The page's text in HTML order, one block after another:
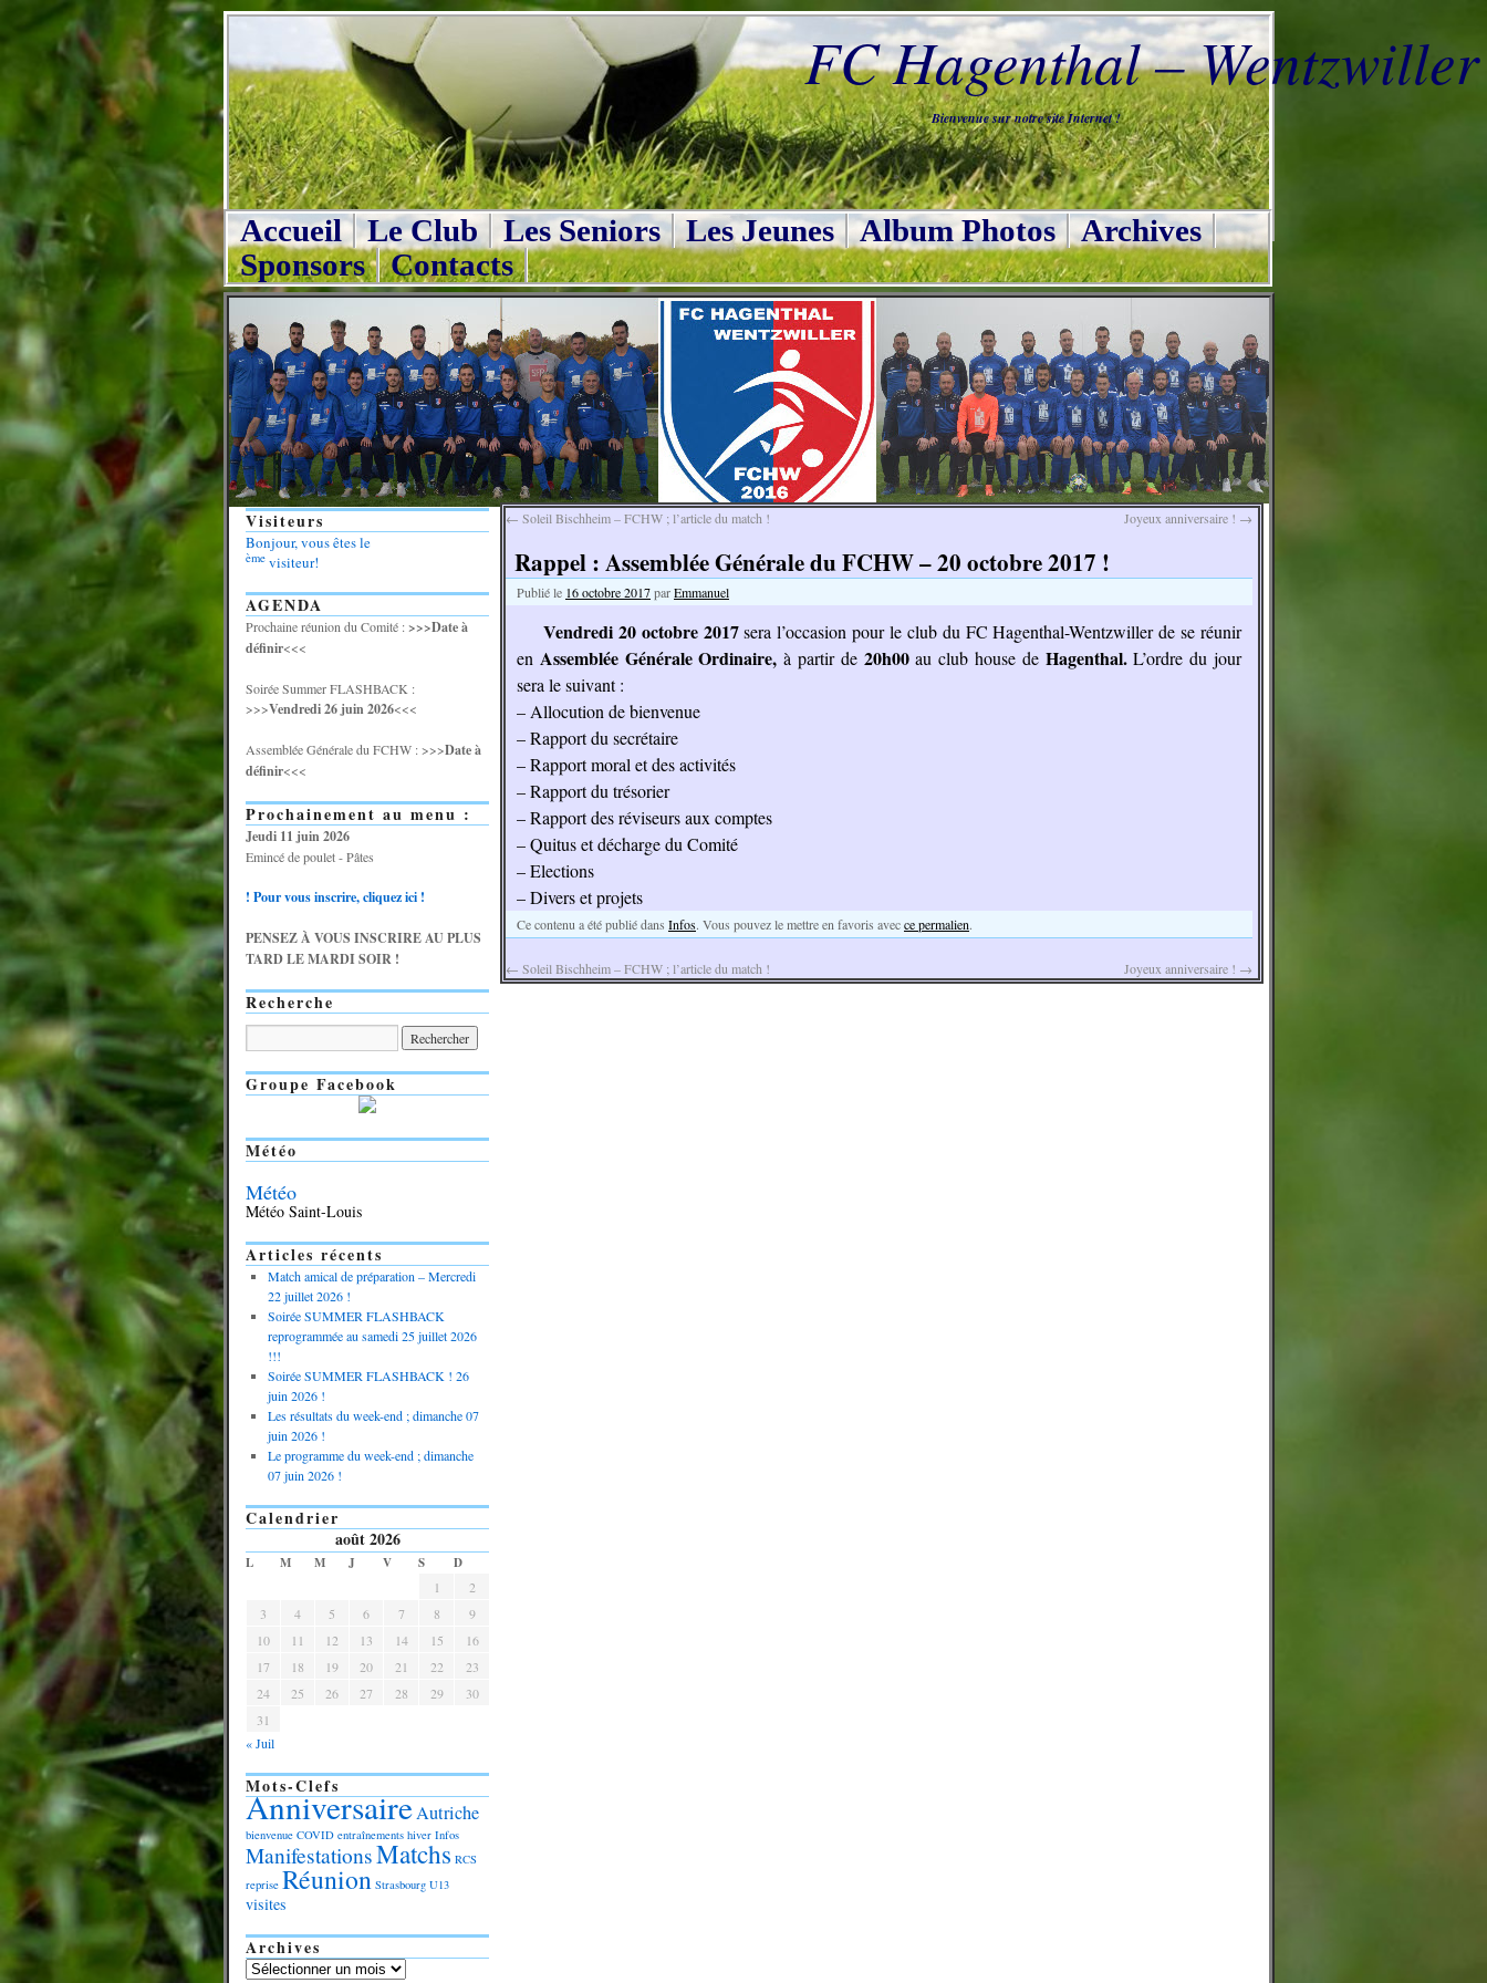
FC Hagenthal – Wentzwiller
Bienvenue sur notre site Internet !
Accueil Le Club Les Seniors Les Jeunes Album Photos
Archives
Sponsors
Contacts
← Soleil Bischheim – FCHW ; l’article du match ! Joyeux anniversaire ! →
Rappel : Assemblée Générale du FCHW – 20 octobre 2017 !
Publié le 16 octobre 2017parEmmanuel
Vendredi 20 octobre 2017sera l’occasion pour le club du FC Hagenthal-Wentzwiller de se réunir
en Assemblée Générale Ordinaire,à partir de 20h00au club house de Hagenthal.L’ordre du jour
sera le suivant :
– Allocution de bienvenue
– Rapport du secrétaire
– Rapport moral et des activités
– Rapport du trésorier
– Rapport des réviseurs aux comptes
– Quitus et décharge du Comité
– Elections
– Divers et projets
Ce contenu a été publié dans Infos. Vous pouvez le mettre en favoris avecce permalien.
← Soleil Bischheim – FCHW ; l’article du match ! Joyeux anniversaire ! →
Visiteurs
Bonjour, vous êtes le
ème visiteur!
AGENDA
Prochaine réunion du Comité :>>>Date à
définir<<<
Soirée Summer FLASHBACK :
>>>Vendredi 26 juin 2026<<<
Assemblée Générale du FCHW : >>>Date à
définir<<<
Prochainement au menu :
Jeudi 11 juin 2026
Emincé de poulet - Pâtes
! Pour vous inscrire, cliquez ici !
PENSEZ À VOUS INSCRIRE AU PLUS
TARD LE MARDI SOIR !
Recherche
Groupe Facebook
Météo
Météo
Météo Saint-Louis
Articles récents
Match amical de préparation – Mercredi
22 juillet 2026 !
Soirée SUMMER FLASHBACK
reprogrammée au samedi 25 juillet 2026
!!!
Soirée SUMMER FLASHBACK ! 26
juin 2026 !
Les résultats du week-end ; dimanche 07
juin 2026 !
Le programme du week-end ; dimanche
07 juin 2026 !
Calendrier
août 2026
L M M J V S
D
1
2
3
4 5 6 7 8
9
10
11 12 13 14 15
16
17
18 19 20 21 22
23
24
25 26 27 28 29
30
31
« Juil
Mots-Clefs
AnniversaireAutriche
bienvenue COVID entraînements hiver Infos
ManifestationsMatchs RCS
reprise Réunion Strasbourg U13
visites
Archives